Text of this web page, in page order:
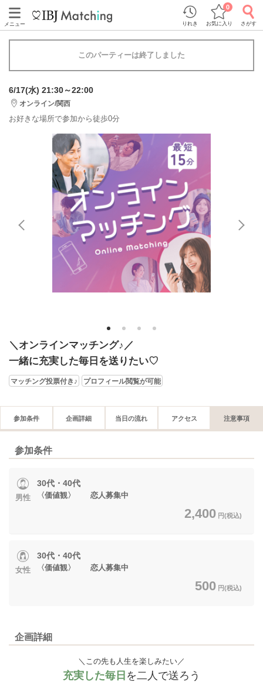
メニュー りれき お気に入り
0
さがす
このパーティーは終了しました
6/17(水) 21:30～22:00
オンライン/関西
お好きな場所で参加から徒歩0分
1 2 3 4
＼オンラインマッチング♪／
一緒に充実した毎日を送りたい♡
マッチング投票付き♪ プロフィール閲覧が可能
参加条件 企画詳細 当日の流れ アクセス 注意事項
参加条件
男性
30代・40代
〈価値観〉 恋人募集中
2,400 円(税込)
女性
30代・40代
〈価値観〉 恋人募集中
500 円(税込)
企画詳細
＼この先も人生を楽しみたい／
充実した毎日 を二人で送ろう